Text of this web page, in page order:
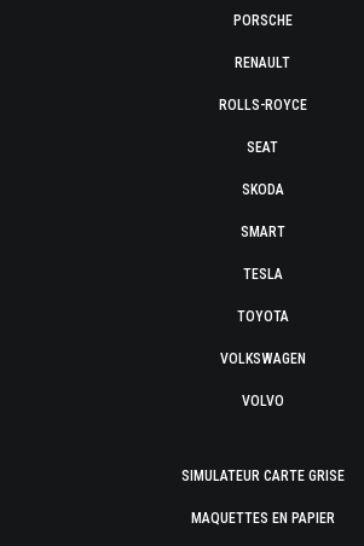
PORSCHE
RENAULT
ROLLS-ROYCE
SEAT
SKODA
SMART
TESLA
TOYOTA
VOLKSWAGEN
VOLVO
SIMULATEUR CARTE GRISE
MAQUETTES EN PAPIER